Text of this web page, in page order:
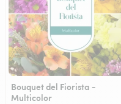
Bouquet del Fiorista -
Multicolor